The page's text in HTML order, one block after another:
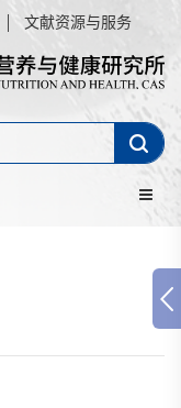
文献资源与服务